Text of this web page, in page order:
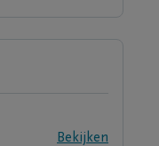
Bekijken